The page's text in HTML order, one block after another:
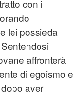
con i
lei possieda
affronterà
di egoismo e
aver